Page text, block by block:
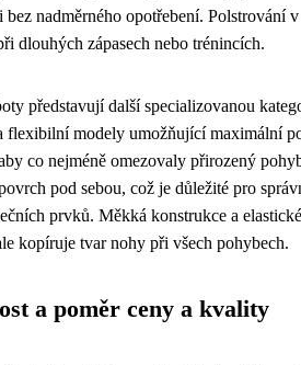
nadměrného opotřebení. Polstrování
dlouhých zápasech nebo trénincích.
představují další specializovanou
flexibilní modely umožňující maximální
co nejméně omezovaly přirozený
pod sebou, což je důležité pro
prvků. Měkká konstrukce a
kopíruje tvar nohy při všech pohybech.
a poměr ceny a kvality